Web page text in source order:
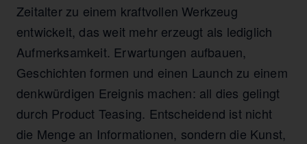
Zeitalter zu einem kraftvollen Werkzeug
entwickelt, das weit mehr erzeugt als lediglich
Aufmerksamkeit. Erwartungen aufbauen,
Geschichten formen und einen Launch zu einem
denkwürdigen Ereignis machen: all dies gelingt
durch Product Teasing. Entscheidend ist nicht
die Menge an Informationen, sondern die Kunst,